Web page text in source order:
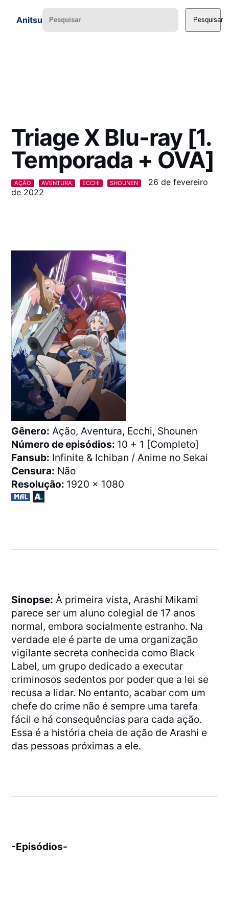
Anitsu Pesquisar
Triage X Blu-ray [1.
Temporada + OVA]
AÇÃO AVENTURA ECCHI SHOUNEN
26 de fevereiro
de 2022
Gênero: Ação, Aventura, Ecchi, Shounen
Número de episódios: 10 + 1 [Completo]
Fansub: Infinite & Ichiban / Anime no Sekai
Censura: Não
Resolução: 1920 x 1080
Sinopse: À primeira vista, Arashi Mikami
parece ser um aluno colegial de 17 anos
normal, embora socialmente estranho. Na
verdade ele é parte de uma organização
vigilante secreta conhecida como Black
Label, um grupo dedicado a executar
criminosos sedentos por poder que a lei se
recusa a lidar. No entanto, acabar com um
chefe do crime não é sempre uma tarefa
fácil e há consequências para cada ação.
Essa é a história cheia de ação de Arashi e
das pessoas próximas a ele.
-Episódios-